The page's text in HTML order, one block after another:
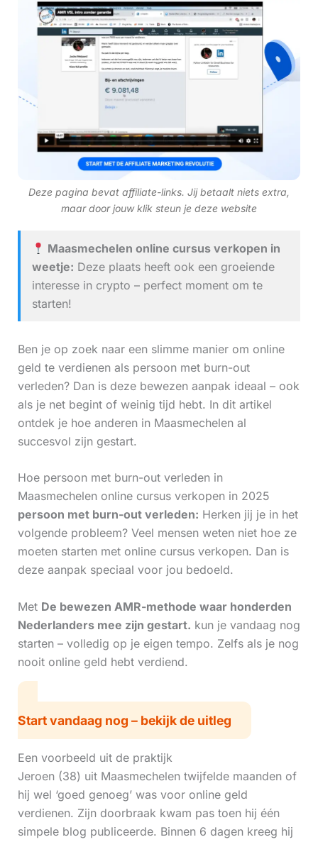
Deze pagina bevat affiliate-links. Jij betaalt niets extra,
maar door jouw klik steun je deze website
Maasmechelen online cursus verkopen in
weetje: Deze plaats heeft ook een groeiende
interesse in crypto – perfect moment om te
starten!
Ben je op zoek naar een slimme manier om online
geld te verdienen als persoon met burn-out
verleden? Dan is deze bewezen aanpak ideaal – ook
als je net begint of weinig tijd hebt. In dit artikel
ontdek je hoe anderen in Maasmechelen al
succesvol zijn gestart.
Hoe persoon met burn-out verleden in
Maasmechelen online cursus verkopen in 2025
persoon met burn-out verleden: Herken jij je in het
volgende probleem? Veel mensen weten niet hoe ze
moeten starten met online cursus verkopen. Dan is
deze aanpak speciaal voor jou bedoeld.
Met De bewezen AMR-methode waar honderden
Nederlanders mee zijn gestart. kun je vandaag nog
starten – volledig op je eigen tempo. Zelfs als je nog
nooit online geld hebt verdiend.
Start vandaag nog – bekijk de uitleg
Een voorbeeld uit de praktijk
Jeroen (38) uit Maasmechelen twijfelde maanden of
hij wel ‘goed genoeg’ was voor online geld
verdienen. Zijn doorbraak kwam pas toen hij één
simpele blog publiceerde. Binnen 6 dagen kreeg hij